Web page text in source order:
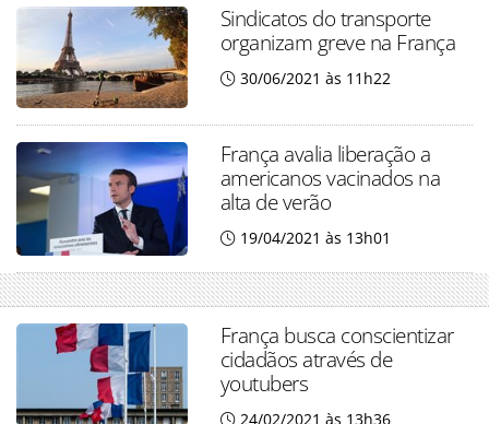
Sindicatos do transporte
organizam greve na França
30/06/2021 às 11h22
França avalia liberação a
americanos vacinados na
alta de verão
19/04/2021 às 13h01
França busca conscientizar
cidadãos através de
youtubers
24/02/2021 às 13h36